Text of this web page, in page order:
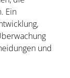
Ein
und